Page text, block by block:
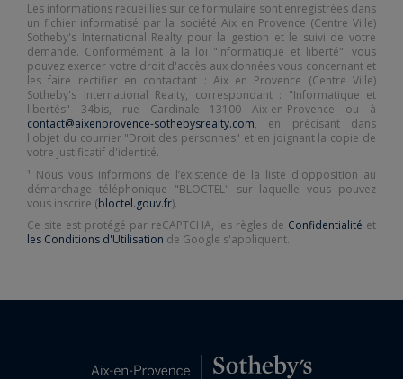
Les informations recueillies sur ce formulaire sont enregistrées dans
un fichier informatisé par la société Aix en Provence (Centre Ville)
Sotheby's International Realty pour la gestion et le suivi de votre
demande. Conformément à la loi "Informatique et liberté", vous
pouvez exercer votre droit d'accès aux données vous concernant et
les faire rectifier en contactant : Aix en Provence (Centre Ville)
Sotheby's International Realty, correspondant : "Informatique et
libertés" 34bis, rue Cardinale 13100 Aix-en-Provence ou à
contact@aixenprovence-sothebysrealty.com, en précisant dans
l'objet du courrier "Droit des personnes" et en joignant la copie de
votre justificatif d'identité.
¹ Nous vous informons de l’existence de la liste d'opposition au
démarchage téléphonique "BLOCTEL" sur laquelle vous pouvez
vous inscrire (bloctel.gouv.fr).
Ce site est protégé par reCAPTCHA, les règles de Confidentialité et
les Conditions d'Utilisation de Google s'appliquent.